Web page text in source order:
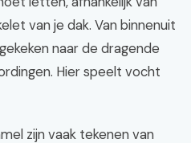
van je dak. Van binnenuit
naar de dragende
Hier speelt vocht
zijn vaak tekenen van